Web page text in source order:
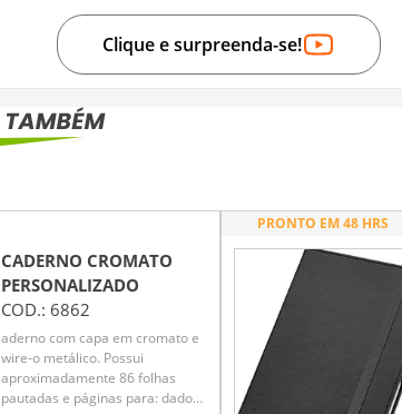
Clique e surpreenda-se!
CADERNO CROMATO
PERSONALIZADO
COD.: 6862
aderno com capa em cromato e
wire-o metálico. Possui
aproximadamente 86 folhas
pautadas e páginas para: dados
PRONTO EM 48 HRS